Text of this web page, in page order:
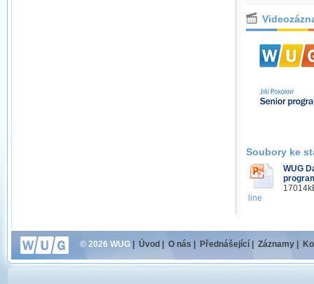
Soubory ke
WUG
line
© 2026 WUG Úvod O nás Přednášející Záznamy